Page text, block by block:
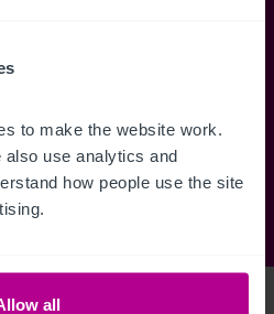
to make the website work.
use analytics and
how people use the site
all